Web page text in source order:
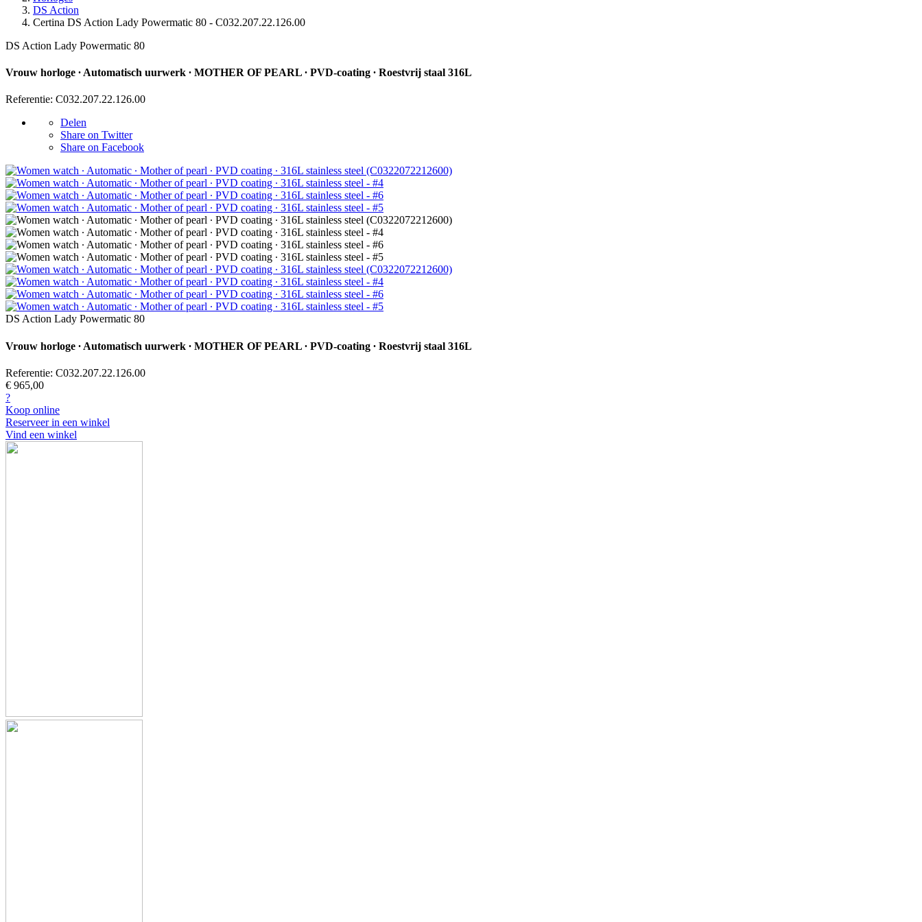
DS Action
Certina DS Action Lady Powermatic 80 - C032.207.22.126.00
DS Action Lady Powermatic 80
Vrouw horloge ∙ Automatisch uurwerk ∙ MOTHER OF PEARL ∙ PVD-coating ∙ Roestvrij staal 316L
Referentie: C032.207.22.126.00
Delen
Share on Twitter
Share on Facebook
DS Action Lady Powermatic 80
Vrouw horloge ∙ Automatisch uurwerk ∙ MOTHER OF PEARL ∙ PVD-coating ∙ Roestvrij staal 316L
Referentie: C032.207.22.126.00
€ 965,00
?
Koop online
Reserveer in een winkel
Vind een winkel